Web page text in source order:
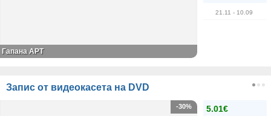
21.11 - 10.09
Гапана АРТ
Запис от видеокасета на DVD
5.01€
-30%